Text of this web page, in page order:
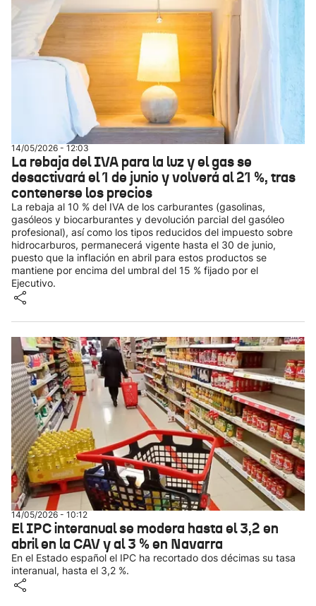
14/05/2026 - 12:03
La rebaja del IVA para la luz y el gas se
desactivará el 1 de junio y volverá al 21 %, tras
contenerse los precios
La rebaja al 10 % del IVA de los carburantes (gasolinas,
gasóleos y biocarburantes y devolución parcial del gasóleo
profesional), así como los tipos reducidos del impuesto sobre
hidrocarburos, permanecerá vigente hasta el 30 de junio,
puesto que la inflación en abril para estos productos se
mantiene por encima del umbral del 15 % fijado por el
Ejecutivo.
14/05/2026 - 10:12
El IPC interanual se modera hasta el 3,2 en
abril en la CAV y al 3 % en Navarra
En el Estado español el IPC ha recortado dos décimas su tasa
interanual, hasta el 3,2 %.